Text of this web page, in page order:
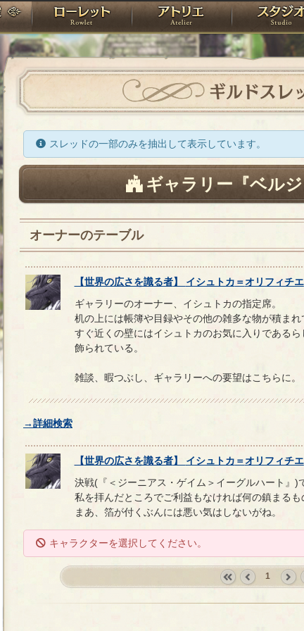
PandoraPartyProject
神殿 ローレット アトリエ
ギルドスレ
スレッドの一部のみを抽出して表示しています。
ギャラリー『ベル
オーナーのテーブル
【世界の広さを識る者】 イシュトカ ＝オリフィチエ
ギャラリーのオーナー、イシュトカの指定席。
机の上には帳簿や目録やその他の雑多な物が積まれ
すぐ近くの壁にはイシュトカのお気に入りである
飾られている。
雑談、暇つぶし、ギャラリーへの要望はこちらに。
→詳細検索
【世界の広さを識る者】 イシュトカ ＝オリフィチエ
決戦(『＜ジーニアス・ゲイム＞イーグルハート』
私を拝んだところでご利益もなければ何の鎮まる
まあ、箔が付くぶんには悪い気はしないがね。
キャラクターを選択してください。
1